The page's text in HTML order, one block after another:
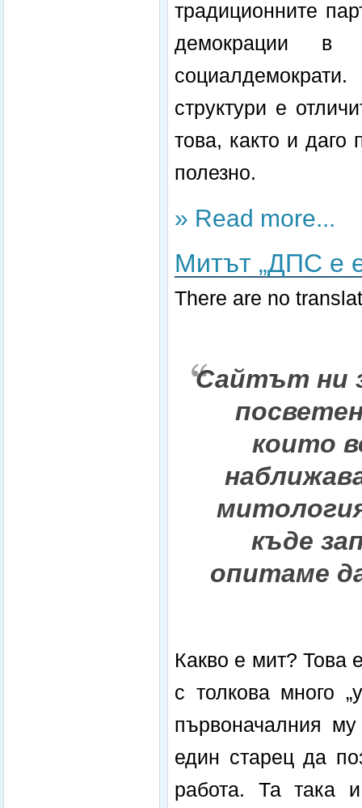
традиционните
демокрации
структури е
това, както и
полезно.
» Read more...
Митът „ДПС е
There are no
Сайтът ни
които
къде
опитаме
Какво е мит? Това
с толкова много
първоначалния
един старец да
работа. Та така